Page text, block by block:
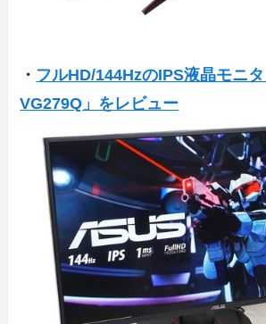
・ フルHD/144HzのIPS液晶モニ
VG279Q」をレビュー